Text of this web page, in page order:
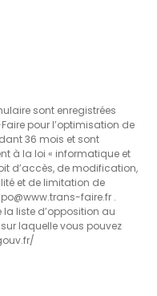
sont enregistrées
pour l’optimisation de
36 mois et sont
à la loi « informatique et
d’accès, de modification,
et de limitation de
faire.fr .
la liste d’opposition au
laquelle vous pouvez